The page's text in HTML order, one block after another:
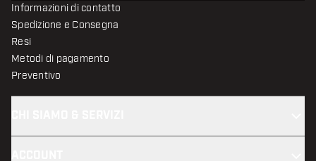
Informazioni di contatto
Spedizione e Consegna
Resi
Metodi di pagamento
Preventivo